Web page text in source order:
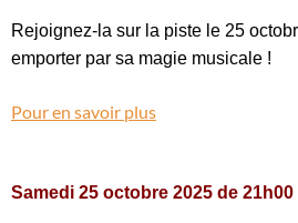
Rejoignez-la sur la piste le 25
emporter par sa magie musicale !
Pour en savoir plus
Samedi 25 octobre 2025 de 21h00